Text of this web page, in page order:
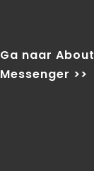
Ga naar
Messenger >>